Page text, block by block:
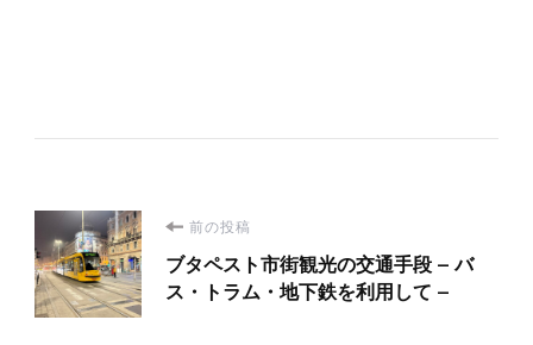
投
稿
前の投稿
ブタペスト市街観光の交通手段 – バ
ス・トラム・地下鉄を利用して –